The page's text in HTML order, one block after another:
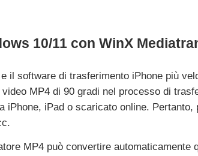
10/11 con WinX
il software di trasferimento iPhone più
MP4 di 90 gradi nel processo di
iPad o scaricato online.
MP4 può convertire automaticamente